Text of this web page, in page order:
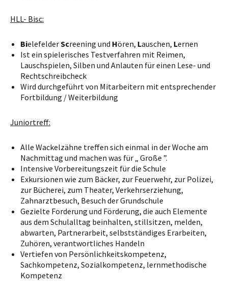
HLL- Bisc:
BielefelderScreening und Hören, Lauschen, Lernen
Ist ein spielerisches Testverfahren mit Reimen,
Lauschspielen, Silben und Anlauten für einen Lese- und
Rechtschreibcheck
Wird durchgeführt von Mitarbeitern mit entsprechender
Fortbildung / Weiterbildung
Juniortreff:
Alle Wackelzähne treffen sich einmal in der Woche am
Nachmittag und machen was für „ Große ”.
Intensive Vorbereitungszeit für die Schule
Exkursionen wie zum Bäcker, zur Feuerwehr, zur Polizei,
zur Bücherei, zum Theater, Verkehrserziehung,
Zahnarztbesuch, Besuch der Grundschule
Gezielte Forderung und Förderung, die auch Elemente
aus dem Schulalltag beinhalten, stillsitzen, melden,
abwarten, Partnerarbeit, selbstständiges Erarbeiten,
Zuhören, verantwortliches Handeln
Vertiefen von Persönlichkeitskompetenz,
Sachkompetenz, Sozialkompetenz, lernmethodische
Kompetenz